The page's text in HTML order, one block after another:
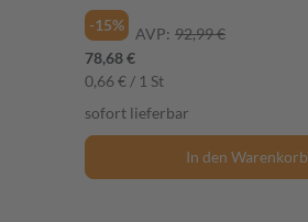
-15%
AVP: 92,99 €
78,68 €
0,66 € / 1 St
sofort lieferbar
In den Warenkorb